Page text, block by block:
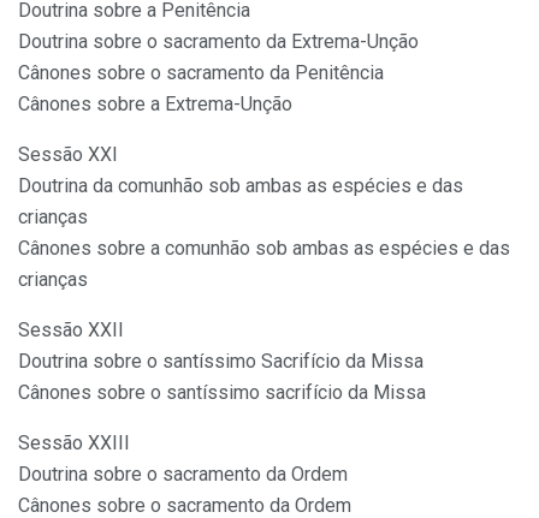
Doutrina sobre a Penitência
Doutrina sobre o sacramento da Extrema-Unção
Cânones sobre o sacramento da Penitência
Cânones sobre a Extrema-Unção
Sessão XXI
Doutrina da comunhão sob ambas as espécies e das
crianças
Cânones sobre a comunhão sob ambas as espécies e das
crianças
Sessão XXII
Doutrina sobre o santíssimo Sacrifício da Missa
Cânones sobre o santíssimo sacrifício da Missa
Sessão XXIII
Doutrina sobre o sacramento da Ordem
Cânones sobre o sacramento da Ordem